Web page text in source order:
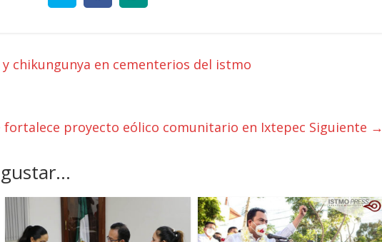
chikungunya en cementerios del istmo
fortalece proyecto eólico comunitario en Ixtepec Siguiente →